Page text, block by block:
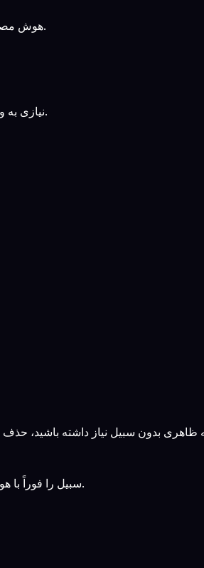
هوش مصنوعی فقط سبیل را حذف کرده و پوست را با دقت برای ظاهری تمیز و واقعی بازسازی می‌کند.
نیازی به ویرایش دستی نیست. عکس خود را آپلود کنید و اجازه دهید هوش مصنوعی همه چیز را انجام دهد.
سبیل را فوراً با هوش مصنوعی حذف کنید، در چند ثانیه با نتایج طبیعی و واقعی ظاهری بدون سبیل به دست آورید.